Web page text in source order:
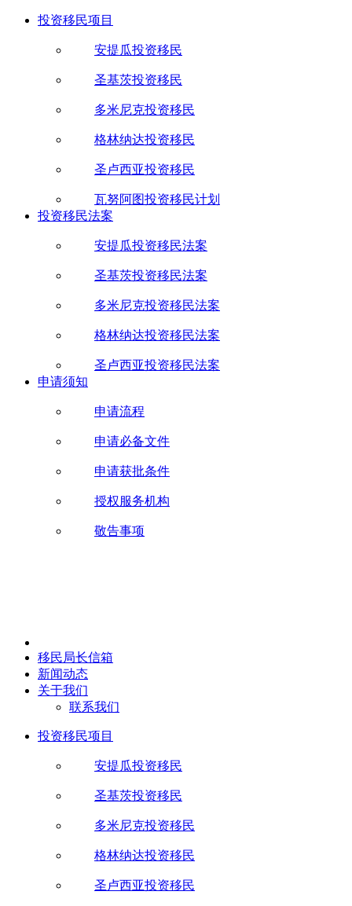
投资移民项目
安提瓜投资移民
圣基茨投资移民
多米尼克投资移民
格林纳达投资移民
圣卢西亚投资移民
瓦努阿图投资移民计划
投资移民法案
安提瓜投资移民法案
圣基茨投资移民法案
多米尼克投资移民法案
格林纳达投资移民法案
圣卢西亚投资移民法案
申请须知
申请流程
申请必备文件
申请获批条件
授权服务机构
敬告事项
移民局长信箱
新闻动态
关于我们
联系我们
投资移民项目
安提瓜投资移民
圣基茨投资移民
多米尼克投资移民
格林纳达投资移民
圣卢西亚投资移民